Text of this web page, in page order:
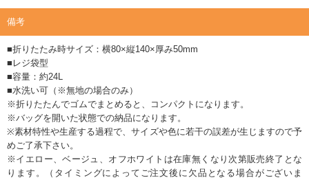
備考
■折りたたみ時サイズ：横80×縦140×厚み50mm
■レジ袋型
■容量：約24L
■水洗い可（※無地の場合のみ）
※折りたたんでゴムでまとめると、コンパクトになります。
※バッグを開いた状態での納品になります。
※素材特性や生産する過程で、サイズや色に若干の誤差が生じますので予
めご了承下さい。
※イエロー、ベージュ、オフホワイトは在庫無くなり次第販売終了とな
ります。（タイミングによってご注文後に欠品となる場合がございま